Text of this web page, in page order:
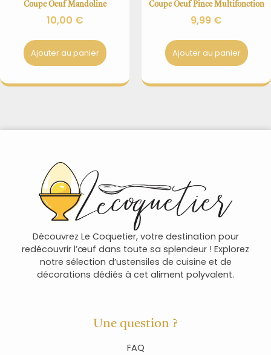
Coupe Oeuf Mandoline
10,00 €
Ajouter au panier
Coupe Oeuf Pince Multifonction
9,99 €
Ajouter au panier
Découvrez Le Coquetier, votre destination pour
redécouvrir l’œuf dans toute sa splendeur ! Explorez
notre sélection d’ustensiles de cuisine et de
décorations dédiés à cet aliment polyvalent.
Une question ?
FAQ